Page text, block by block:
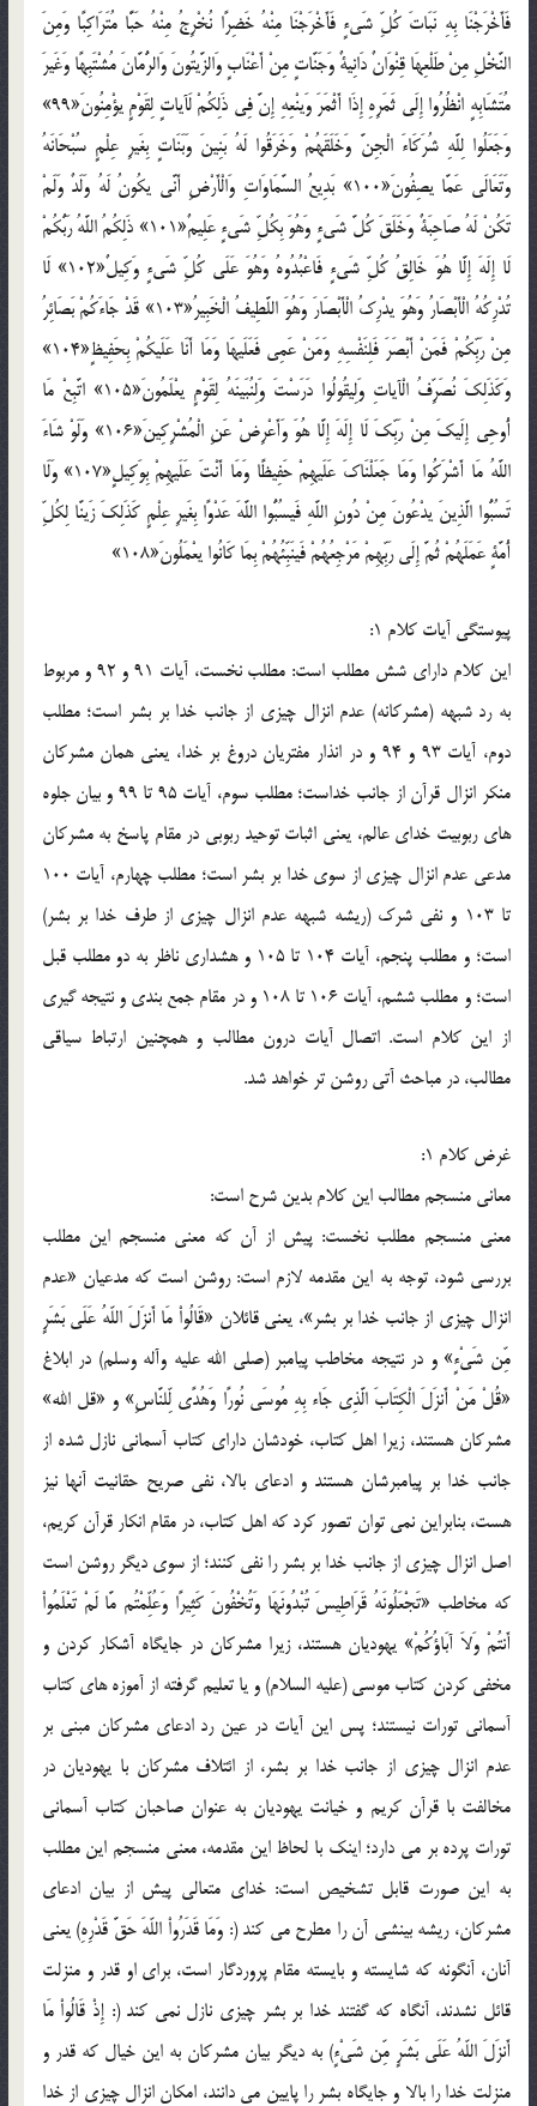
فَأَخْرَجْنَا بِهِ نَبَاتَ كُلِّ شَيءٍ فَأَخْرَجْنَا مِنْهُ خَضِرًا نُخْرِجُ مِنْهُ حَبًّا مُتَرَاكِبًا وَمِنَ
النَّخْلِ مِنْ طَلْعِهَا قِنْوَانٌ دَانِيةٌ وَجَنَّاتٍ مِنْ أَعْنَابٍ وَالزَّيتُونَ وَالرُّمَّانَ مُشْتَبِهًا وَغَيرَ
مُتَشَابِهٍ انْظُرُوا إِلَى ثَمَرِهِ إِذَا أَثْمَرَ وَينْعِهِ إِنَّ فِي ذَلِكُمْ لَآياتٍ لِقَوْمٍ يؤْمِنُونَ«99»
وَجَعَلُوا لِلَّهِ شُرَكَاءَ الْجِنَّ وَخَلَقَهُمْ وَخَرَقُوا لَهُ بَنِينَ وَبَنَاتٍ بِغَيرِ عِلْمٍ سُبْحَانَهُ
وَتَعَالَى عَمَّا يصِفُونَ«100» بَدِيعُ السَّمَاوَاتِ وَالْأَرْضِ أَنَّى يكُونُ لَهُ وَلَدٌ وَلَمْ
تَكُنْ لَهُ صَاحِبَةٌ وَخَلَقَ كُلَّ شَيءٍ وَهُوَ بِكُلِّ شَيءٍ عَلِيمٌ«101» ذَلِكُمُ اللَّهُ رَبُّكُمْ
لَا إِلَهَ إِلَّا هُوَ خَالِقُ كُلِّ شَيءٍ فَاعْبُدُوهُ وَهُوَ عَلَى كُلِّ شَيءٍ وَكِيلٌ«102» لَا
تُدْرِكُهُ الْأَبْصَارُ وَهُوَ يدْرِكُ الْأَبْصَارَ وَهُوَ اللَّطِيفُ الْخَبِيرُ«103» قَدْ جَاءَكُمْ بَصَائِرُ
مِنْ رَبِّكُمْ فَمَنْ أَبْصَرَ فَلِنَفْسِهِ وَمَنْ عَمِي فَعَلَيهَا وَمَا أَنَا عَلَيكُمْ بِحَفِيظٍ«104»
وَكَذَلِكَ نُصَرِّفُ الْآياتِ وَلِيقُولُوا دَرَسْتَ وَلِنُبَينَهُ لِقَوْمٍ يعْلَمُونَ«105» اتَّبِعْ مَا
أُوحِي إِلَيكَ مِنْ رَبِّكَ لَا إِلَهَ إِلَّا هُوَ وَأَعْرِضْ عَنِ الْمُشْرِكِينَ«106» وَلَوْ شَاءَ
اللَّهُ مَا أَشْرَكُوا وَمَا جَعَلْنَاكَ عَلَيهِمْ حَفِيظًا وَمَا أَنْتَ عَلَيهِمْ بِوَكِيلٍ«107» وَلَا
تَسُبُّوا الَّذِينَ يدْعُونَ مِنْ دُونِ اللَّهِ فَيسُبُّوا اللَّهَ عَدْوًا بِغَيرِ عِلْمٍ كَذَلِكَ زَينَّا لِكُلِّ
أُمَّةٍ عَمَلَهُمْ ثُمَّ إِلَى رَبِّهِمْ مَرْجِعُهُمْ فَينَبِّئُهُمْ بِمَا كَانُوا يعْمَلُونَ«108»
پيوستگي آيات کلام 1:
اين کلام داراي شش مطلب است: مطلب نخست، آيات 91 و 92 و مربوط
به رد شبهه (مشرکانه) عدم انزال چيزي از جانب خدا بر بشر است؛ مطلب
دوم، آيات 93 و 94 و در انذار مفتريان دروغ بر خدا، يعني همان مشرکان
منکر انزال قرآن از جانب خداست؛ مطلب سوم، آيات 95 تا 99 و بيان جلوه
هاي ربوبيت خداي عالم، يعني اثبات توحيد ربوبي در مقام پاسخ به مشرکان
مدعي عدم انزال چيزي از سوي خدا بر بشر است؛ مطلب چهارم، آيات 100
تا 103 و نفي شرک (ريشه شبهه عدم انزال چيزي از طرف خدا بر بشر)
است؛ و مطلب پنجم، آيات 104 تا 105 و هشداري ناظر به دو مطلب قبل
است؛ و مطلب ششم، آيات 106 تا 108 و در مقام جمع بندي و نتيجه گيري
از اين کلام است. اتصال آيات درون مطالب و همچنين ارتباط سياقي
مطالب، در مباحث آتي روشن تر خواهد شد.
غرض کلام 1:
معاني منسجم مطالب اين کلام بدين شرح است:
معني منسجم مطلب نخست: پيش از آن که معني منسجم اين مطلب
بررسي شود، توجه به اين مقدمه لازم است: روشن است که مدعيان «عدم
انزال چيزي از جانب خدا بر بشر»، يعني قائلان «قَالُواْ مَا أَنزَلَ اللّهُ عَلَى بَشَرٍ
مِّن شَيْءٍ» و در نتيجه مخاطب پيامبر (صلي الله عليه وآله وسلم) در ابلاغ
«قُلْ مَنْ أَنزَلَ الْكِتَابَ الَّذِي جَاء بِهِ مُوسَى نُورًا وَهُدًى لِّلنَّاسِ» و «قل الله»
مشرکان هستند، زيرا اهل کتاب، خودشان داراي کتاب آسماني نازل شده از
جانب خدا بر پيامبرشان هستند و ادعاي بالا، نفي صريح حقانيت آنها نيز
هست، بنابراين نمي توان تصور کرد که اهل کتاب، در مقام انکار قرآن کريم،
اصل انزال چيزي از جانب خدا بر بشر را نفي کنند؛ از سوي ديگر روشن است
که مخاطب «تَجْعَلُونَهُ قَرَاطِيسَ تُبْدُونَهَا وَتُخْفُونَ كَثِيرًا وَعُلِّمْتُم مَّا لَمْ تَعْلَمُواْ
أَنتُمْ وَلاَ آبَاؤُكُمْ» يهوديان هستند، زيرا مشرکان در جايگاه آشکار کردن و
مخفي کردن کتاب موسي (عليه السلام) و يا تعليم گرفته از آموزه هاي کتاب
آسماني تورات نيستند؛ پس اين آيات در عين رد ادعاي مشرکان مبني بر
عدم انزال چيزي از جانب خدا بر بشر، از ائتلاف مشرکان با يهوديان در
مخالفت با قرآن کريم و خيانت يهوديان به عنوان صاحبان کتاب آسماني
تورات پرده بر مي دارد؛ اينک با لحاظ اين مقدمه، معني منسجم اين مطلب
به اين صورت قابل تشخيص است: خداي متعالي پيش از بيان ادعاي
مشرکان، ريشه بينشي آن را مطرح مي کند (: وَمَا قَدَرُواْ اللّهَ حَقَّ قَدْرِهِ) يعني
آنان، آنگونه که شايسته و بايسته مقام پروردگار است، براي او قدر و منزلت
قائل نشدند، آنگاه که گفتند خدا بر بشر چيزي نازل نمي کند (: إِذْ قَالُواْ مَا
أَنزَلَ اللّهُ عَلَى بَشَرٍ مِّن شَيْءٍ) به ديگر بيان مشرکان به اين خيال که قدر و
منزلت خدا را بالا و جايگاه بشر را پايين مي دانند، امکان انزال چيزي از خدا